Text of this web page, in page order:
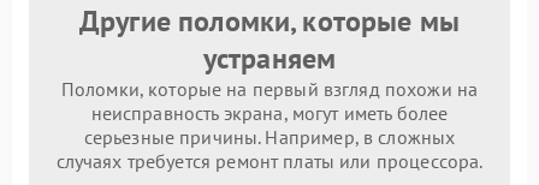
Другие поломки, которые мы
устраняем
Поломки, которые на первый взгляд похожи на
неисправность экрана, могут иметь более
серьезные причины. Например, в сложных
случаях требуется ремонт платы или процессора.